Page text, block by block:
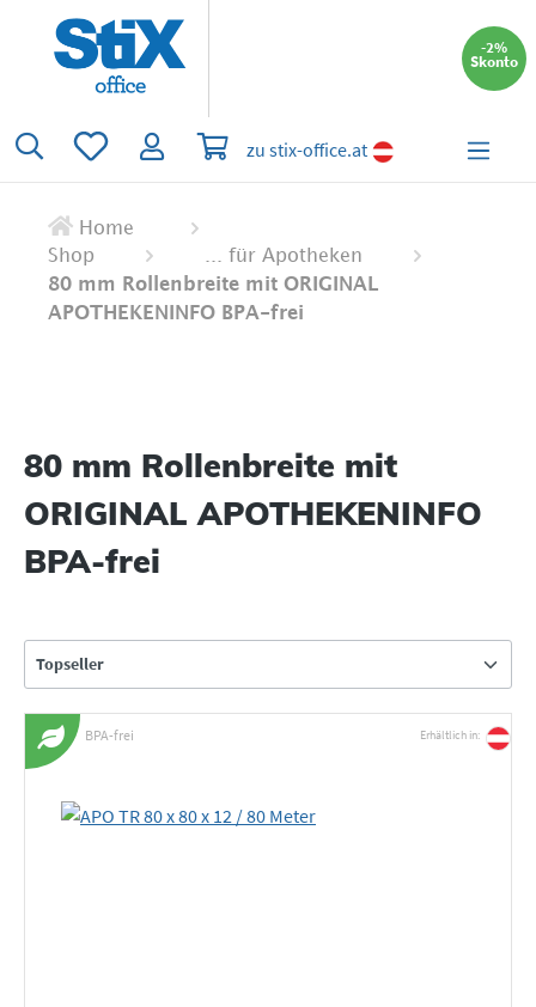
springen
-2%
Skonto
Du hast 0 Produkte auf dem Merkzettel
Warenkorb enthält 0 Positionen. Der
zu stix-office.at
Home
Shop
... für Apotheken
80 mm Rollenbreite mit ORIGINAL
APOTHEKENINFO BPA-frei
80 mm Rollenbreite mit
ORIGINAL APOTHEKENINFO
BPA-frei
BPA-frei Erhältlich in: